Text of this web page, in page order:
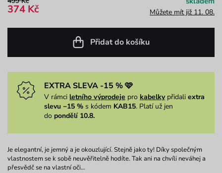
374 Kč Můžete mít již 11. 08.
Přidat do košíku
EXTRA SLEVA -15 % 🩷
V rámci letního výprodeje pro kabelkypřidali extra
slevu −15 % s kódem KAB15. Platí už jen
do pondělí 10.8.
Je elegantní, je jemný a je okouzlující. Stejně jako ty! Díky společným
vlastnostem se k sobě neuvěřitelně hodíte. Tak ani na chvíli neváhej a
přesvědč se na vlastní oči…